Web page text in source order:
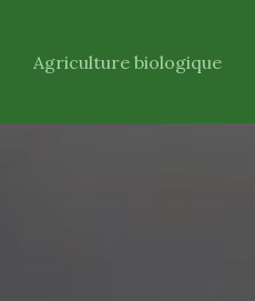
Agriculture biologique